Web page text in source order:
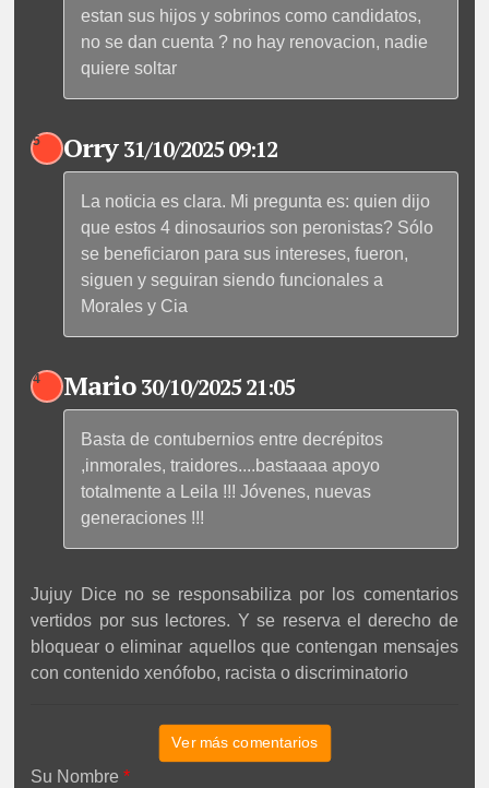
estan sus hijos y sobrinos como candidatos,
no se dan cuenta ? no hay renovacion, nadie
quiere soltar
5 Orry 31/10/2025 09:12
La noticia es clara. Mi pregunta es: quien dijo
que estos 4 dinosaurios son peronistas? Sólo
se beneficiaron para sus intereses, fueron,
siguen y seguiran siendo funcionales a
Morales y Cia
4 Mario 30/10/2025 21:05
Basta de contubernios entre decrépitos
,inmorales, traidores....bastaaaa apoyo
totalmente a Leila !!! Jóvenes, nuevas
generaciones !!!
Jujuy Dice no se responsabiliza por los comentarios
vertidos por sus lectores. Y se reserva el derecho de
bloquear o eliminar aquellos que contengan mensajes
con contenido xenófobo, racista o discriminatorio
Ver más comentarios
Su Nombre